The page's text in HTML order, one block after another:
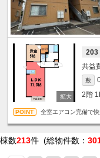
203
敷
2階
全室エアコン完備で
棟数213件 (総物件数：